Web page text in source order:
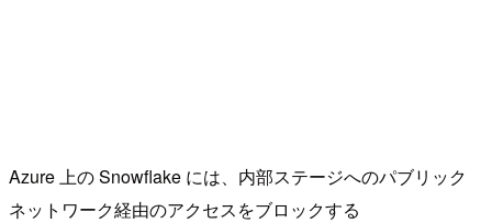
Azure 上の Snowflake には、内部ステージへのパブリック
ネットワーク経由のアクセスをブロックする